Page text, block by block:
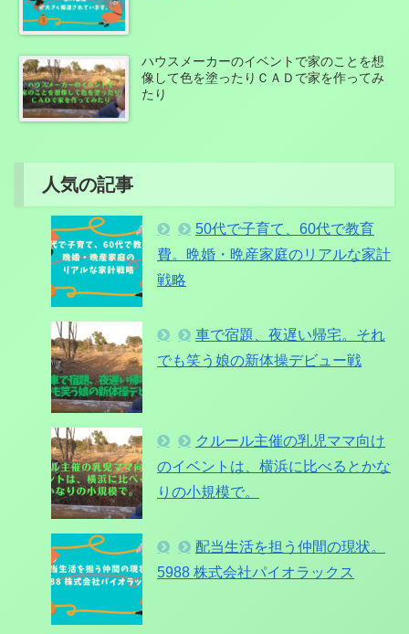
ハウスメーカーのイベントで家のことを想
像して色を塗ったりＣＡＤで家を作ってみ
たり
人気の記事
50代で子育て、60代で教育
費。晩婚・晩産家庭のリアルな家計
戦略
車で宿題、夜遅い帰宅。それ
でも笑う娘の新体操デビュー戦
クルール主催の乳児ママ向け
のイベントは、横浜に比べるとかな
りの小規模で。
配当生活を担う仲間の現状。
5988 株式会社パイオラックス